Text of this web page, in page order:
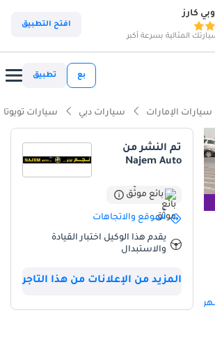
كارز
المثالية بسرعة أكبر
افتح التطبيق
بع تطبيق
سيارات الإمارات سيارات دبي سيارات تويوتا
تم النشر من
Najem Auto
بائع موثّق
الموقع والاتجاهات
يقدم هذا الوكيل اختبار القيادة
والاستبدال
المزيد من الإعلانات من هذا التاجر